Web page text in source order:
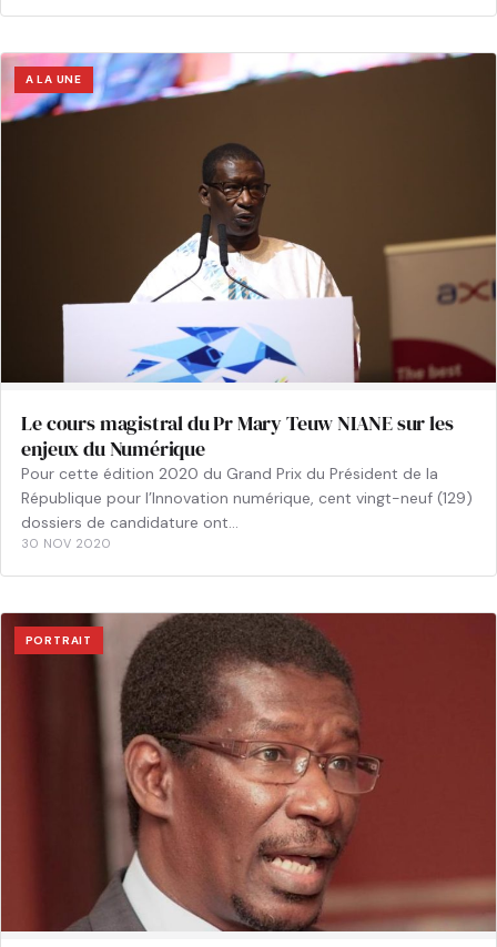
A LA UNE
Le cours magistral du Pr Mary Teuw NIANE sur les
enjeux du Numérique
Pour cette édition 2020 du Grand Prix du Président de la
République pour l’Innovation numérique, cent vingt-neuf (129)
dossiers de candidature ont…
30 NOV 2020
PORTRAIT